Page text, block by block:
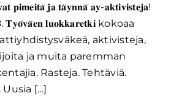
𝐩𝐢𝐦𝐞𝐢𝐭𝐚̈ 𝐣𝐚 𝐭𝐚̈𝐲𝐧𝐧𝐚̈ 𝐚𝐲-𝐚𝐤𝐭𝐢𝐯𝐢𝐬𝐭𝐞𝐣𝐚!
𝐥𝐮𝐨𝐤𝐤𝐚𝐫𝐞𝐭𝐤𝐢 kokoaa
aktivisteja,
ja muita paremman
Rasteja. Tehtäviä.
[...]